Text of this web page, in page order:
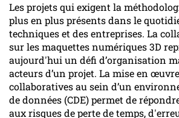
Les projets qui exigent la
plus en plus présents dans le
techniques et des entreprises. La
sur les maquettes numériques 3D
aujourd'hui un défi d’organisation
acteurs d’un projet. La mise en
collaboratives au sein d’un
de données (CDE) permet de
aux risques de perte de temps,